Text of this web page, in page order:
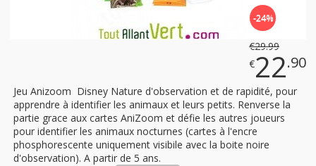
-24%
€29.99
€22.90
Jeu Anizoom Disney Nature d'observation et de rapidité, pour
apprendre à identifier les animaux et leurs petits. Renverse la
partie grace aux cartes AniZoom et défie les autres joueurs
pour identifier les animaux nocturnes (cartes à l'encre
phosphorescente uniquement visibile avec la boite noire
d'observation). A partir de 5 ans.